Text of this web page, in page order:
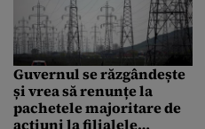
Guvernul se răzgândește
și vrea să renunțe la
pachetele majoritare de
acțiuni la filialele